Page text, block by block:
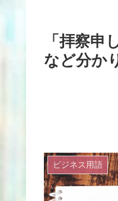
「拝察
など分か
ビジネス用語